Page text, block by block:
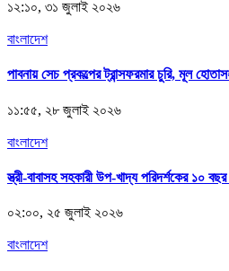
১২:১০, ৩১ জুলাই ২০২৬
বাংলাদেশ
পাবনায় সেচ প্রকল্পের ট্রান্সফরমার চুরি, মূল
১১:৫৫, ২৮ জুলাই ২০২৬
বাংলাদেশ
স্ত্রী-বাবাসহ সহকারী উপ-খাদ্য পরিদর্শকের ১০
০২:০০, ২৫ জুলাই ২০২৬
বাংলাদেশ